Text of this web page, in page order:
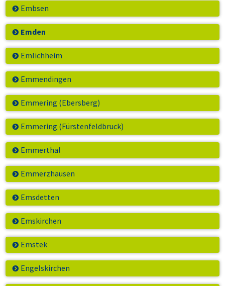
Embsen
Emden
Emlichheim
Emmendingen
Emmering (Ebersberg)
Emmering (Fürstenfeldbruck)
Emmerthal
Emmerzhausen
Emsdetten
Emskirchen
Emstek
Engelskirchen